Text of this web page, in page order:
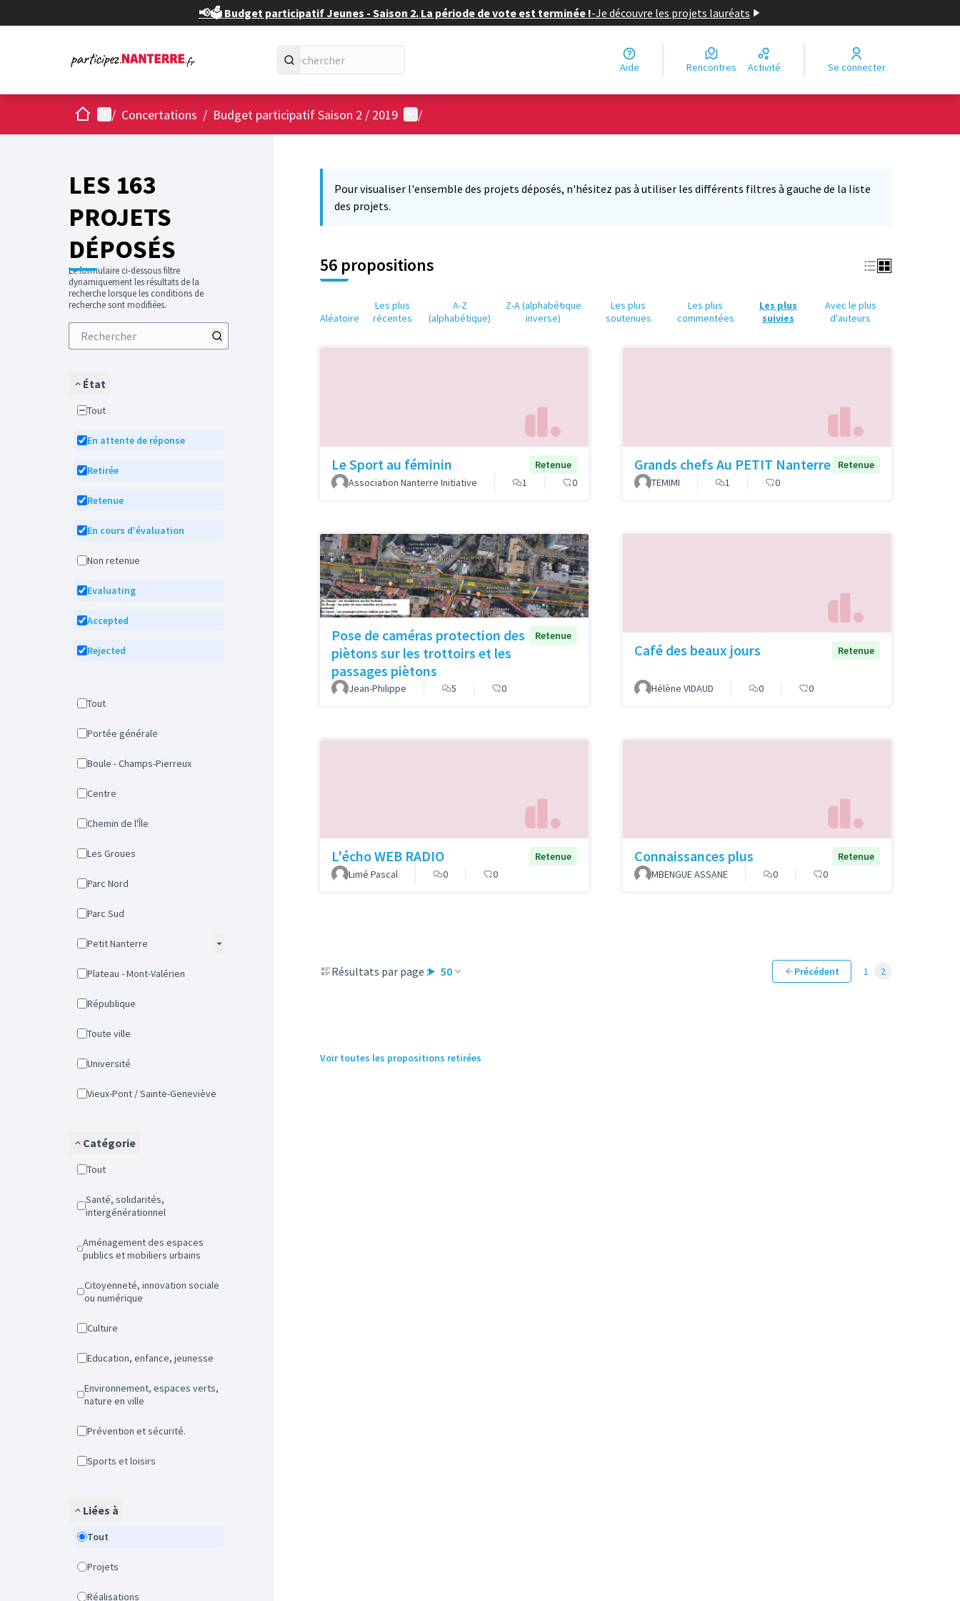
📢🗳️ Budget participatif Jeunes - Saison 2. La période de vote est terminée !-Je découvre les projets lauréats
Aide Rencontres Activité Se connecter
AccueilMenu principal
/ Concertations / Budget participatif Saison 2 / 2019 Menu utilisateur
/
LES 163
PROJETS
DÉPOSÉS
Le formulaire ci-dessous filtre
dynamiquement les résultats de la
recherche lorsque les conditions de
recherche sont modifiées.
État
Tout
En attente de réponse
Retirée
Retenue
En cours d'évaluation
Non retenue
Evaluating
Accepted
Rejected
Tout
Portée générale
Boule - Champs-Pierreux
Centre
Chemin de l'Île
Les Groues
Parc Nord
Parc Sud
Petit Nanterre
Plateau - Mont-Valérien
République
Toute ville
Université
Vieux-Pont / Sainte-Geneviève
Catégorie
Tout
Santé, solidarités,
intergénérationnel
Aménagement des espaces
publics et mobiliers urbains
Citoyenneté, innovation sociale
ou numérique
Culture
Education, enfance, jeunesse
Environnement, espaces verts,
nature en ville
Prévention et sécurité.
Sports et loisirs
Liées à
Tout
Projets
Réalisations
Pour visualiser l'ensemble des projets déposés, n'hésitez pas à utiliser les différents filtres à gauche de la liste
des projets.
56 propositions
Aléatoire
Les plus
récentes
A-Z
(alphabétique)
Z-A (alphabétique
inverse)
Les plus
soutenues
Les plus
commentées
Les plus
suivies
Avec le plus
d'auteurs
Le Sport au féminin
Retenue
Association Nanterre Initiative
1 0
Grands chefs Au PETIT Nanterre
Retenue
TEMIMI
1 0
Pose de caméras protection des
piètons sur les trottoirs et les
passages piètons
Retenue
Jean-Philippe 5 0
Café des beaux jours Retenue
Hélène VIDAUD 0 0
L'écho WEB RADIO
Retenue
Limé Pascal
0 0
Connaissances plus
Retenue
MBENGUE ASSANE
0 0
Résultats par page : 50 Précédent 1 2
Voir toutes les propositions retirées